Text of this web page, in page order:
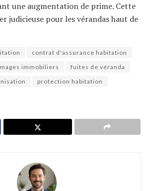
une augmentation de prime. Cette
judicieuse pour les vérandas haut de
contrat d'assurance habitation
immobiliers
fuites de véranda
protection habitation